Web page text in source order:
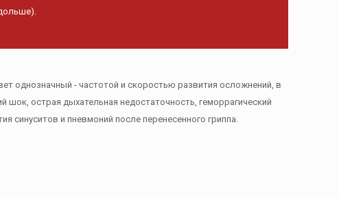
однозначный - частотой и скоростью развития осложнений, в
острая дыхательная недостаточность, геморрагический
синуситов и пневмоний после перенесенного гриппа.